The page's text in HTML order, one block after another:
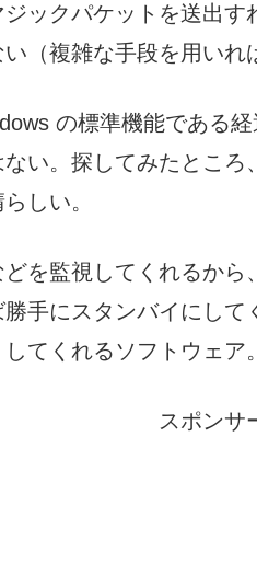
ックパケットを送出
（複雑な手段を用いれ
の標準機能である
い。探してみたとこ
しい。
を監視してくれるか
手にスタンバイにし
てくれるソフトウェア
スポンサ